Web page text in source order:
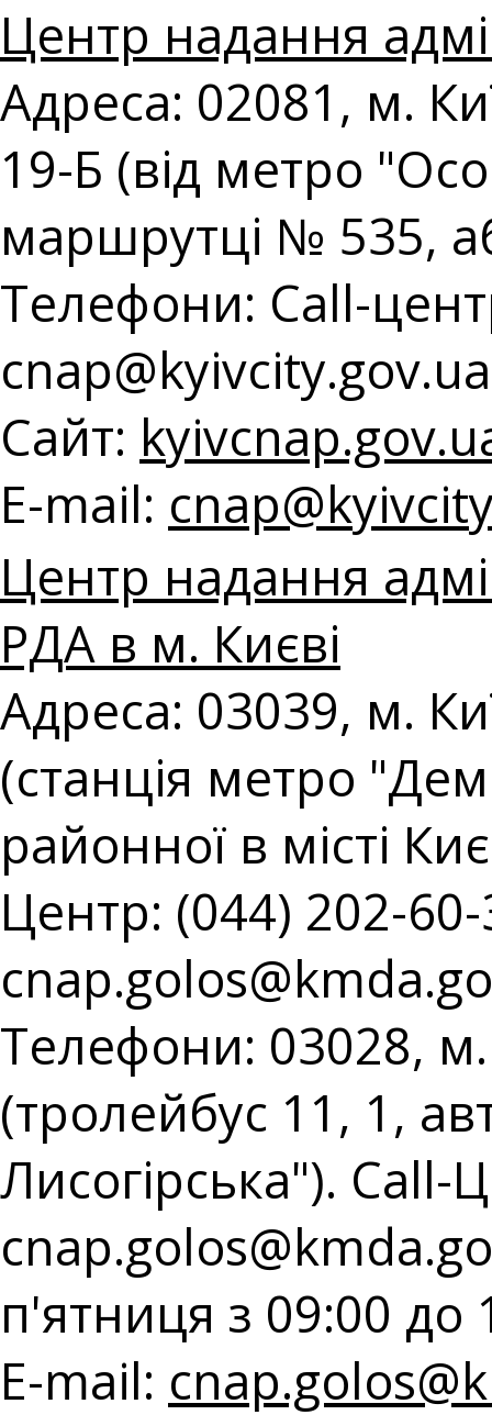
Центр надання
Адреса: 02081, м.
19-Б (від метро
маршрутці № 535,
Телефони: Call-
сnap@kyivcity.gov.ua
Сайт:
E-mail: с
Центр надання
РДА в м. Києві
Адреса: 03039, м.
(станція метро
районної в місті
Центр: (044) 202-
Телефони: 03028,
(тролейбус 11, 1,
Лисогірська").
п'ятниця з 09:00 до
E-mail: